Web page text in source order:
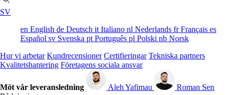
SV
en English de Deutsch it Italiano nl Nederlands frFrançais es
Español sv Svenska pt Português pl Polski nb Norsk
Hur vi arbetar Kundrecensioner Certifieringar Tekniska partners
Kvalitetshantering Företagens sociala ansvar
Möt vår leveransledning Aleh Yafimau
Roman Sen